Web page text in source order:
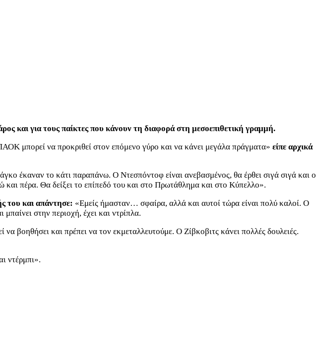
και για τους παίκτες που κάνουν τη διαφορά στη μεσοεπιθετική γραμμή.
μπορεί να προκριθεί στον επόμενο γύρο και να κάνει μεγάλα πράγματα» είπε αρχικά
έκαναν το κάτι παραπάνω. Ο Ντεσπόντοφ είναι ανεβασμένος, θα έρθει σιγά σιγά και ο
πέρα. Θα δείξει το επίπεδό του και στο Πρωτάθλημα και στο Κύπελλο».
του και απάντησε: «Εμείς ήμασταν… σφαίρα, αλλά και αυτοί τώρα είναι πολύ καλοί. Ο
στην περιοχή, έχει και ντρίπλα.
βοηθήσει και πρέπει να τον εκμεταλλευτούμε. Ο Ζίβκοβιτς κάνει πολλές δουλειές.
ντέρμπι».